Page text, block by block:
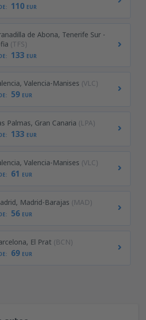
110 EUR
de Abona, Tenerife Sur -
(TFS)
133 EUR
Valencia-Manises (VLC)
59 EUR
Palmas, Gran Canaria (LPA)
133 EUR
Valencia-Manises (VLC)
61 EUR
Madrid-Barajas (MAD)
56 EUR
El Prat (BCN)
69 EUR